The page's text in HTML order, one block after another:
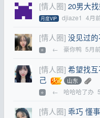
[情人圈] 20男大
月度VIP djiaze1 4月
[情人圈] 没见过
⭐ ← 豪你鸭 5月前
[情人圈] 希望找
己
山东
⭐ ← 哈哈哈了办
[情人圈] 乖巧 懂